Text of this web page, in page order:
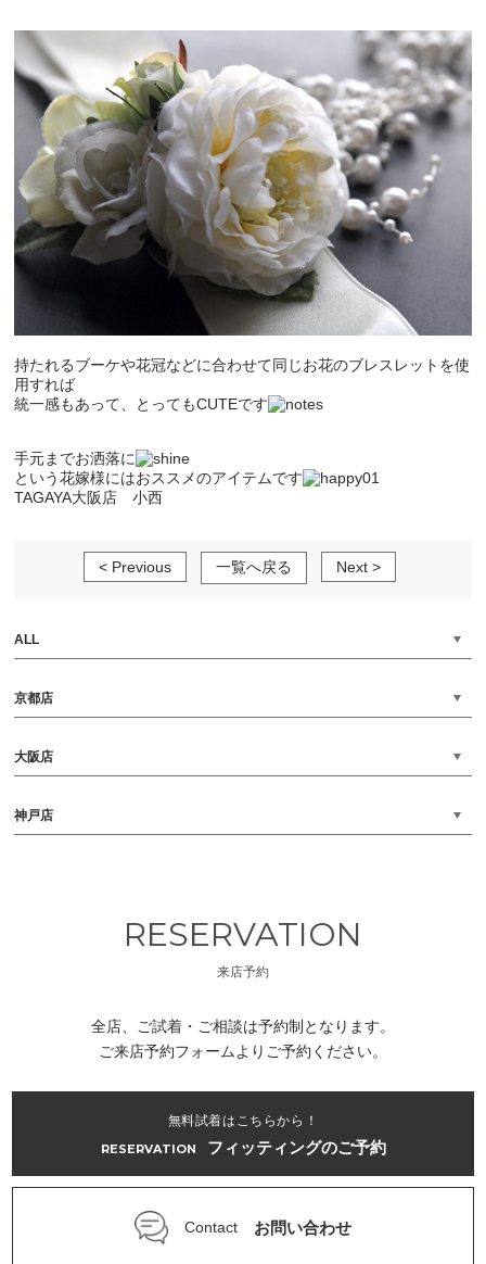
持たれるブーケや花冠などに合わせて同じお花のブレスレットを使
用すれば
統一感もあって、とってもCUTEです
手元までお洒落に
という花嫁様にはおススメのアイテムです
TAGAYA大阪店 小西
< Previous 一覧へ戻る Next >
ALL
京都店
大阪店
神戸店
RESERVATION
来店予約
全店、ご試着・ご相談は予約制となります。
ご来店予約フォームよりご予約ください。
無料試着はこちらから！
RESERVATION
フィッティングのご予約
Contact お問い合わせ